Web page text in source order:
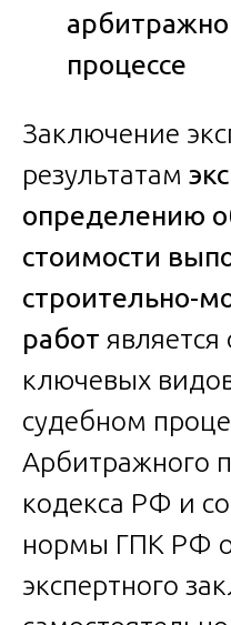
процессе
Заключение
результатам
определению
стоимости
строительно-
работ
ключевых
судебном
Арбитражного
кодекса РФ и
нормы ГПК РФ
экспертного